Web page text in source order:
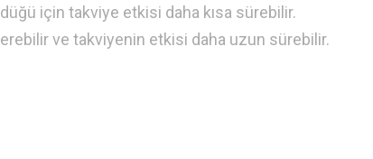
için takviye etkisi daha kısa sürebilir.
ve takviyenin etkisi daha uzun sürebilir.